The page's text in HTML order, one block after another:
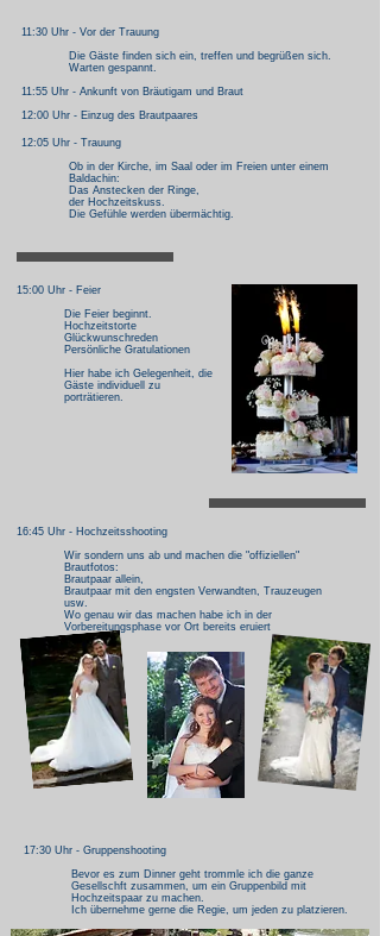
11:30 Uhr - Vor der Trauung
Die Gäste finden sich ein, treffen und begrüßen sich.
Warten gespannt.
11:55 Uhr - Ankunft von Bräutigam und Braut
12:00 Uhr - Einzug des Brautpaares
12:05 Uhr - Trauung
Ob in der Kirche, im Saal oder im Freien unter einem
Baldachin:
Das Anstecken der Ringe,
der Hochzeitskuss.
Die Gefühle werden übermächtig.
15:00 Uhr - Feier
Die Feier beginnt.
Hochzeitstorte
Glückwunschreden
Persönliche Gratulationen
Hier habe ich Gelegenheit, die
Gäste individuell zu
porträtieren.
16:45 Uhr - Hochzeitsshooting
Wir sondern uns ab und machen die "offiziellen"
Brautfotos:
Brautpaar allein,
Brautpaar mit den engsten Verwandten, Trauzeugen
usw.
Wo genau wir das machen habe ich in der
Vorbereitungsphase vor Ort bereits eruiert
17:30 Uhr - Gruppenshooting
Bevor es zum Dinner geht trommle ich die ganze
Gesellschft zusammen, um ein Gruppenbild mit
Hochzeitspaar zu machen.
Ich übernehme gerne die Regie, um jeden zu platzieren.